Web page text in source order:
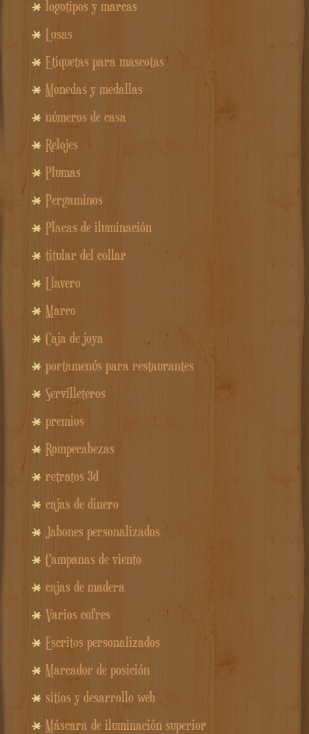
logotipos y marcas
Losas
Etiquetas para mascotas
Monedas y medallas
números de casa
Relojes
Plumas
Pergaminos
Placas de iluminación
titular del collar
Llavero
Marco
Caja de joya
portamenús para restaurantes
Servilleteros
premios
Rompecabezas
retratos 3d
cajas de dinero
Jabones personalizados
Campanas de viento
cajas de madera
Varios cofres
Escritos personalizados
Marcador de posición
sitios y desarrollo web
Máscara de iluminación superior